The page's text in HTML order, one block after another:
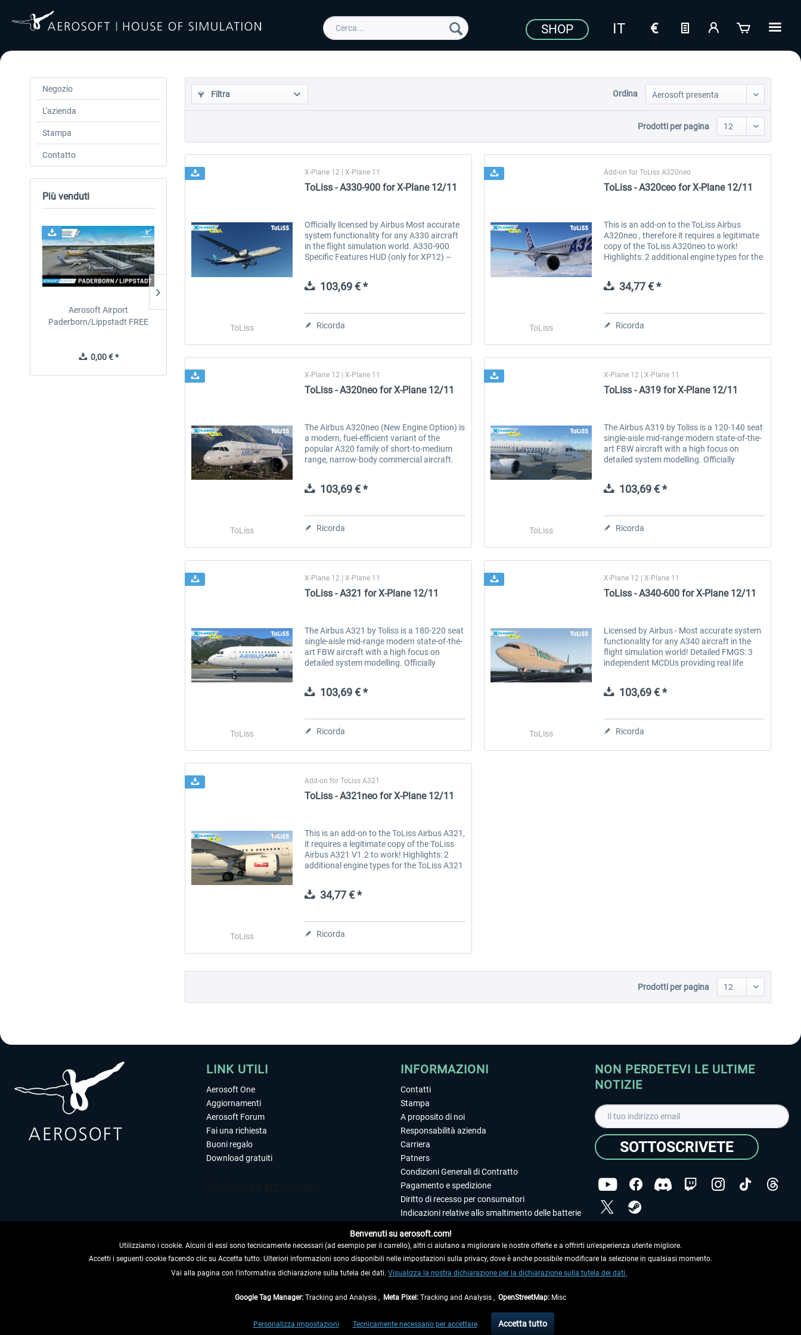
SHOP
Negozio
L'azienda
Stampa
Contatto
Più venduti
Aerosoft Airport
Paderborn/Lippstadt FREE
0,00 € *
24h FREE
0,00 € * 36,59 € * 3,00 € * 10,20 € * 40,96 € *
Filtra Ordina
Prodotti per pagina
ToLiss
X-Plane 12 | X-Plane 11
ToLiss - A330-900 for X-Plane 12/11
Officially licensed by Airbus Most accurate
system functionality for any A330 aircraft
in the flight simulation world. A330-900
Specific Features HUD (only for XP12) –
pilot sides providing all...
103,69 € *
Ricorda ToLiss
Add-on for ToLiss A320neo
ToLiss - A320ceo for X-Plane 12/11
This is an add-on to the ToLiss Airbus
A320neo , therefore it requires a legitimate
copy of the ToLiss A320neo to work!
Highlights: 2 additional engine types for the
performance to account for differences...
34,77 € *
Ricorda
ToLiss
X-Plane 12 | X-Plane 11
ToLiss - A320neo for X-Plane 12/11
The Airbus A320neo (New Engine Option) is
a modern, fuel-efficient variant of the
popular A320 family of short-to-medium
range, narrow-body commercial aircraft.
offer airlines enhanced performance,...
103,69 € *
Ricorda ToLiss
X-Plane 12 | X-Plane 11
ToLiss - A319 for X-Plane 12/11
The Airbus A319 by Toliss is a 120-140 seat
single-aisle mid-range modern state-of-the-
art FBW aircraft with a high focus on
detailed system modelling. Officially
from previous versions...
103,69 € *
Ricorda
ToLiss
X-Plane 12 | X-Plane 11
ToLiss - A321 for X-Plane 12/11
The Airbus A321 by Toliss is a 180-220 seat
single-aisle mid-range modern state-of-the-
art FBW aircraft with a high focus on
detailed system modelling. Officially
103,69 € *
Ricorda ToLiss
X-Plane 12 | X-Plane 11
ToLiss - A340-600 for X-Plane 12/11
Licensed by Airbus - Most accurate system
functionality for any A340 aircraft in the
flight simulation world! Detailed FMGS: 3
independent MCDUs providing real life
103,69 € *
Ricorda
ToLiss
Add-on for ToLiss A321
ToLiss - A321neo for X-Plane 12/11
This is an add-on to the ToLiss Airbus A321,
it requires a legitimate copy of the ToLiss
Airbus A321 V1.2 to work! Highlights: 2
additional engine types for the ToLiss A321
34,77 € *
Ricorda
Prodotti per pagina
LINK UTILI
Aerosoft One
Aggiornamenti
Aerosoft Forum
Fai una richiesta
Buoni regalo
Download gratuiti
RECEDERE DAL CONTRATTO
INFORMAZIONI
Contatti
Stampa
A proposito di noi
Responsabilità azienda
Carriera
Patners
Condizioni Generali di Contratto
Pagamento e spedizione
Diritto di recesso per consumatori
Indicazioni relative allo smaltimento delle batterie
Editoriale
NON PERDETEVI LE ULTIME
NOTIZIE
SOTTOSCRIVETE
dei dati.
Copyright © Aerosoft GmbH. Tutti i diritti riservati.
ed eventualmente le spese di spedizione, se non diversamente descritto.
** Riguarda le spedizioni al di fuori della Germania, i tempi di consegna per le altre nazioni sono disponibili nelleinformazioni di spedizione
Benvenuti su aerosoft.com!
Utilizziamo i cookie. Alcuni di essi sono tecnicamente necessari (ad esempio per il carrello), altri ci aiutano a migliorare le nostre offerte e a offrirti un'esperienza utente migliore.
Accetti i seguenti cookie facendo clic su Accetta tutto. Ulteriori informazioni sono disponibili nelle impostazioni sulla privacy, dove è anche possibile modificare la selezione in qualsiasi momento.
Vai alla pagina con l'informativa dichiarazione sulla tutela dei dati. Visualizza la nostra dichiarazione per la dichiarazione sulla tutela dei dati.
Google Tag Manager: Tracking and Analysis , Meta Pixel: Tracking and Analysis , OpenStreetMap: Misc
Personalizza impostazioni Tecnicamente necessario per accettare Accetta tutto